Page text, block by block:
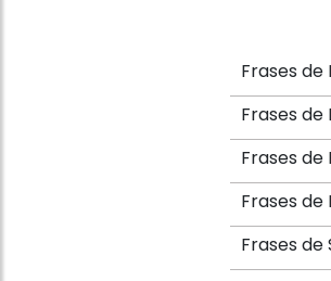
Frases
Frases
Frases
Frases de
Frases de